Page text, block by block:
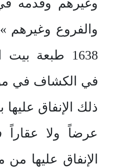
وغيرهم وقدمه
1638 طبعة
في الكشاف في
ذلك الإنفاق عليها
عرضاً ولا عقاراً
الإنفاق عليها من